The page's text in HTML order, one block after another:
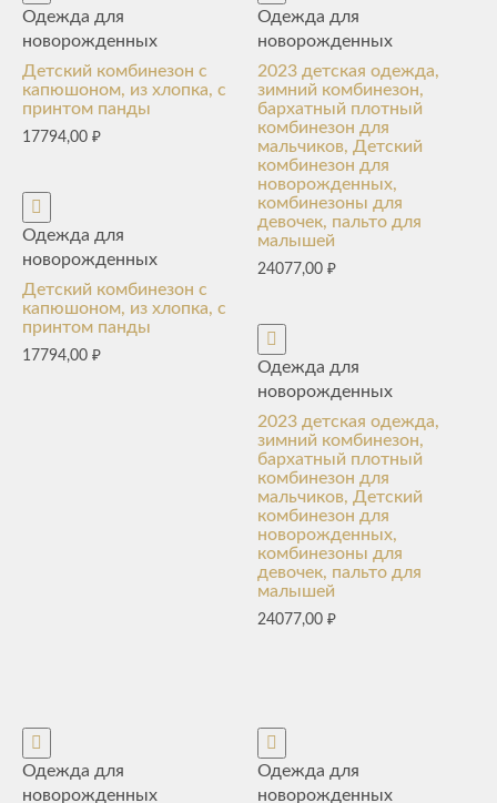
Одежда для
новорожденных
Детский комбинезон с
капюшоном, из хлопка, с
принтом панды
17794,00 ₽
Одежда для
новорожденных
Детский комбинезон с
капюшоном, из хлопка, с
принтом панды
17794,00 ₽
Одежда для
новорожденных
2023 детская одежда,
зимний комбинезон,
бархатный плотный
комбинезон для
мальчиков, Детский
комбинезон для
новорожденных,
комбинезоны для
девочек, пальто для
малышей
24077,00₽
Одежда для
новорожденных
2023 детская одежда,
зимний комбинезон,
бархатный плотный
комбинезон для
мальчиков, Детский
комбинезон для
новорожденных,
комбинезоны для
девочек, пальто для
малышей
24077,00₽
Одежда для
новорожденных
Одежда для
новорожденных